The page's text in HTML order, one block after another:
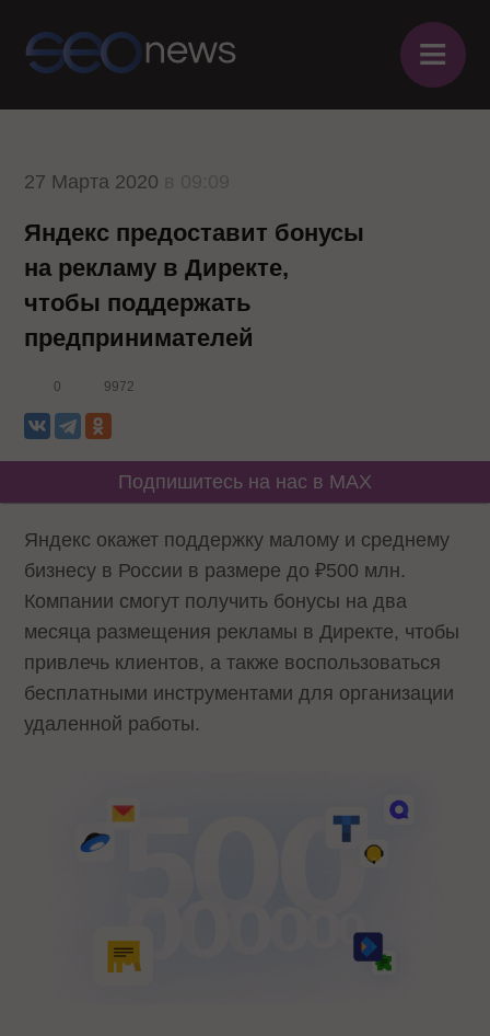
≡
27 Марта 2020
Яндекс предоставит бонусы
на рекламу в Директе,
чтобы поддержать
предпринимателей
0 9972
Подпишитесь на нас в MAX
Яндекс окажет поддержку малому и среднему
бизнесу в России в размере до ₽500 млн.
Компании смогут получить бонусы на два
месяца размещения рекламы в Директе, чтобы
привлечь клиентов, а также воспользоваться
бесплатными инструментами для организации
удаленной работы.